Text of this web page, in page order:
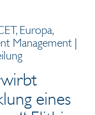
Europa,
Management |
eines